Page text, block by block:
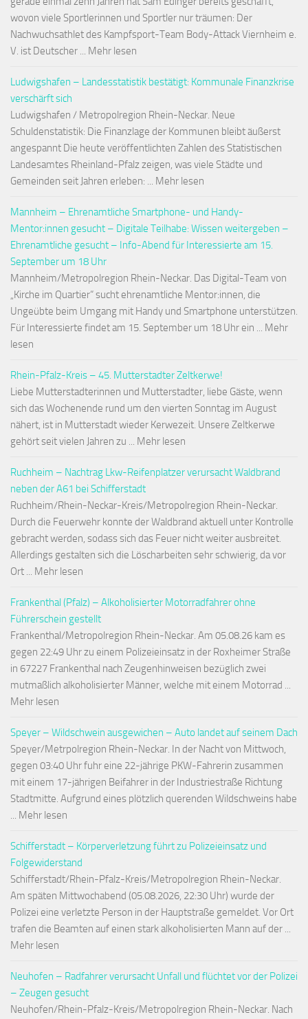
wovon viele Sportlerinnen und Sportler nur träumen: Der
Nachwuchsathlet des Kampfsport-Team Body-Attack Viernheim e.
V. ist Deutscher ... Mehr lesen
Ludwigshafen – Landesstatistik bestätigt: Kommunale Finanzkrise
verschärft sich
Ludwigshafen / Metropolregion Rhein-Neckar. Neue
Schuldenstatistik: Die Finanzlage der Kommunen bleibt äußerst
angespannt Die heute veröffentlichten Zahlen des Statistischen
Landesamtes Rheinland-Pfalz zeigen, was viele Städte und
Gemeinden seit Jahren erleben: ... Mehr lesen
Mannheim – Ehrenamtliche Smartphone- und Handy-
Mentor:innen gesucht – Digitale Teilhabe: Wissen weitergeben –
Ehrenamtliche gesucht – Info-Abend für Interessierte am 15.
September um 18 Uhr
Mannheim/Metropolregion Rhein-Neckar. Das Digital-Team von
„Kirche im Quartier“ sucht ehrenamtliche Mentor:innen, die
Ungeübte beim Umgang mit Handy und Smartphone unterstützen.
Für Interessierte findet am 15. September um 18 Uhr ein ... Mehr
lesen
Rhein-Pfalz-Kreis – 45. Mutterstadter Zeltkerwe!
Liebe Mutterstadterinnen und Mutterstadter, liebe Gäste, wenn
sich das Wochenende rund um den vierten Sonntag im August
nähert, ist in Mutterstadt wieder Kerwezeit. Unsere Zeltkerwe
gehört seit vielen Jahren zu ... Mehr lesen
Ruchheim – Nachtrag Lkw-Reifenplatzer verursacht Waldbrand
neben der A61 bei Schifferstadt
Ruchheim/Rhein-Neckar-Kreis/Metropolregion Rhein-Neckar.
Durch die Feuerwehr konnte der Waldbrand aktuell unter Kontrolle
gebracht werden, sodass sich das Feuer nicht weiter ausbreitet.
Allerdings gestalten sich die Löscharbeiten sehr schwierig, da vor
Ort ... Mehr lesen
Frankenthal (Pfalz) – Alkoholisierter Motorradfahrer ohne
Führerschein gestellt
Frankenthal/Metropolregion Rhein-Neckar. Am 05.08.26 kam es
gegen 22:49 Uhr zu einem Polizeieinsatz in der Roxheimer Straße
in 67227 Frankenthal nach Zeugenhinweisen bezüglich zwei
mutmaßlich alkoholisierter Männer, welche mit einem Motorrad ...
Mehr lesen
Speyer – Wildschwein ausgewichen – Auto landet auf seinem Dach
Speyer/Metrpolregion Rhein-Neckar. In der Nacht von Mittwoch,
gegen 03:40 Uhr fuhr eine 22-jährige PKW-Fahrerin zusammen
mit einem 17-jährigen Beifahrer in der Industriestraße Richtung
Stadtmitte. Aufgrund eines plötzlich querenden Wildschweins habe
... Mehr lesen
Schifferstadt – Körperverletzung führt zu Polizeieinsatz und
Folgewiderstand
Schifferstadt/Rhein-Pfalz-Kreis/Metropolregion Rhein-Neckar.
Am späten Mittwochabend (05.08.2026, 22:30 Uhr) wurde der
Polizei eine verletzte Person in der Hauptstraße gemeldet. Vor Ort
trafen die Beamten auf einen stark alkoholisierten Mann auf der ...
Mehr lesen
Neuhofen – Radfahrer verursacht Unfall und flüchtet vor der Polizei
– Zeugen gesucht
Neuhofen/Rhein-Pfalz-Kreis/Metropolregion Rhein-Neckar. Nach